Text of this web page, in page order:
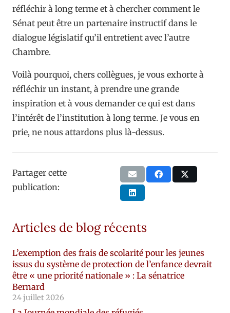
réfléchir à long terme et à chercher comment le
Sénat peut être un partenaire instructif dans le
dialogue législatif qu’il entretient avec l’autre
Chambre.
Voilà pourquoi, chers collègues, je vous exhorte à
réfléchir un instant, à prendre une grande
inspiration et à vous demander ce qui est dans
l’intérêt de l’institution à long terme. Je vous en
prie, ne nous attardons plus là-dessus.
Partager cette
publication:
Articles de blog récents
L’exemption des frais de scolarité pour les jeunes
issus du système de protection de l’enfance devrait
être « une priorité nationale » : La sénatrice
Bernard
24 juillet 2026